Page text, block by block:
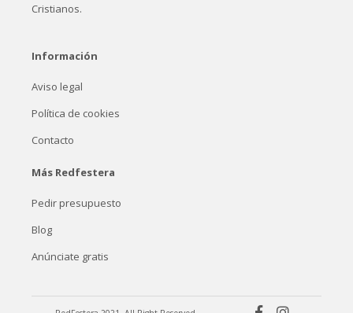
Cristianos.
Información
Aviso legal
Política de cookies
Contacto
Más Redfestera
Pedir presupuesto
Blog
Anúnciate gratis